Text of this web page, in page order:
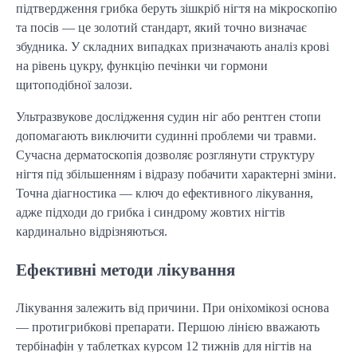
підтвердження грибка беруть зішкріб нігтя на мікроскопію
та посів — це золотий стандарт, який точно визначає
збудника. У складних випадках призначають аналіз крові
на рівень цукру, функцію печінки чи гормони
щитоподібної залози.
Ультразвукове дослідження судин ніг або рентген стопи
допомагають виключити судинні проблеми чи травми.
Сучасна дерматоскопія дозволяє розглянути структуру
нігтя під збільшенням і відразу побачити характерні зміни.
Точна діагностика — ключ до ефективного лікування,
адже підходи до грибка і синдрому жовтих нігтів
кардинально відрізняються.
Ефективні методи лікування
Лікування залежить від причини. При оніхомікозі основа
— протигрибкові препарати. Першою лінією вважають
тербінафін у таблетках курсом 12 тижнів для нігтів на